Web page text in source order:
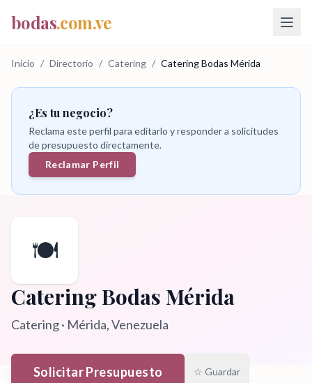
bodas.com.ve
Inicio / Directorio / Catering / Catering Bodas Mérida
¿Es tu negocio?
Reclama este perfil para editarlo y responder a solicitudes
de presupuesto directamente.
Reclamar Perfil
🍽️
Catering Bodas Mérida
Catering· Mérida, Venezuela
Solicitar Presupuesto ☆ Guardar